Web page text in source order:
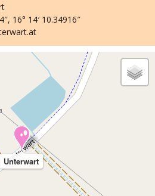
16° 14′ 10.34916″
Unterwart